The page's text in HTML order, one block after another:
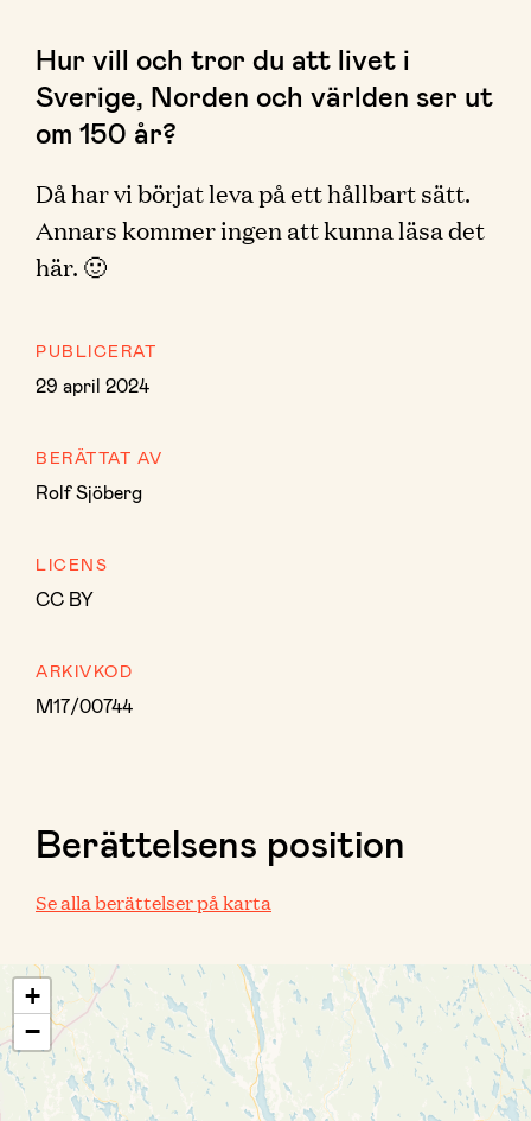
Hur vill och tror du att livet i
Sverige, Norden och världen ser ut
om 150 år?
Då har vi börjat leva på ett hållbart sätt.
Annars kommer ingen att kunna läsa det
här. 🙂
PUBLICERAT
29 april 2024
BERÄTTAT AV
Rolf Sjöberg
LICENS
CC BY
ARKIVKOD
M17/00744
Berättelsens position
Se alla berättelser på karta
+
−